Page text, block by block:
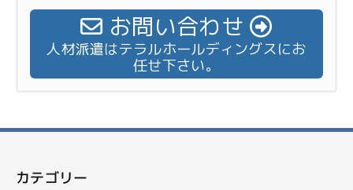
お問い合わせ
人材派遣はテラルホールディングスにお
任せ下さい。
カテゴリー